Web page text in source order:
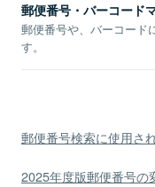
郵便番号・バーコード
郵便番号や、バーコード
す。
郵便番号検索に使用さ
2025年度版郵便番号の